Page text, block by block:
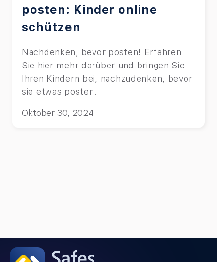
posten: Kinder online
schützen
Nachdenken, bevor posten! Erfahren
Sie hier mehr darüber und bringen Sie
Ihren Kindern bei, nachzudenken, bevor
sie etwas posten.
Oktober 30, 2024